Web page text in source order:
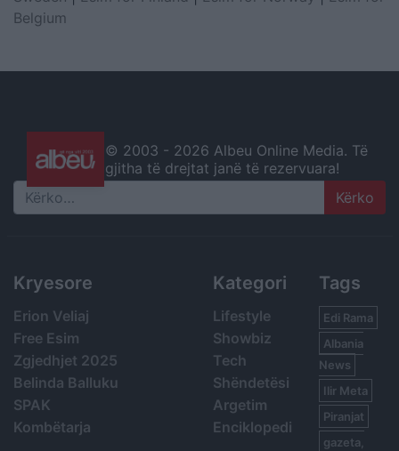
Belgium
© 2003 - 2026 Albeu Online Media. Të
gjitha të drejtat janë të rezervuara!
Search
Kryesore
Erion Veliaj
Free Esim
Zgjedhjet 2025
Belinda Balluku
SPAK
Kombëtarja
Kategori
Lifestyle
Showbiz
Tech
Shëndetësi
Argetim
Enciklopedi
Tags
Edi Rama
Albania
News
Ilir Meta
Piranjat
gazeta,